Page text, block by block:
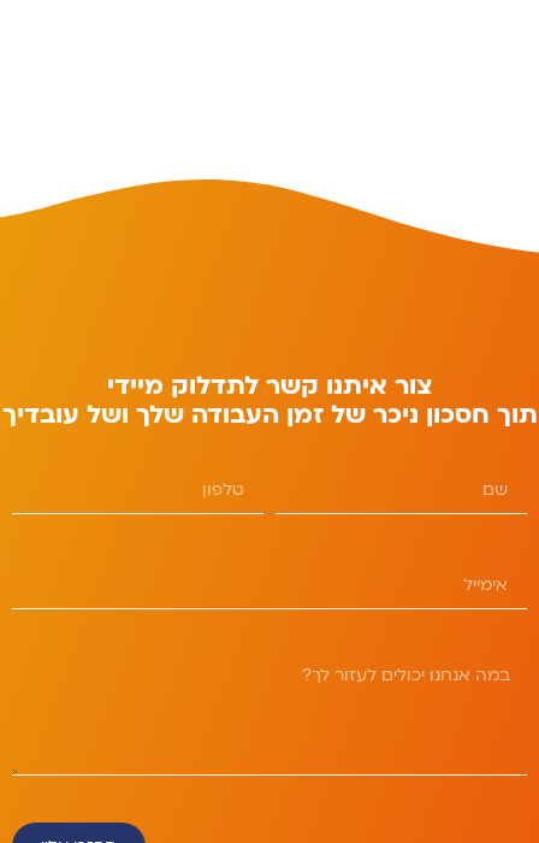
צור איתנו קשר לתדלוק מיידי
תוך חסכון ניכר של זמן העבודה שלך ושל עובדיך